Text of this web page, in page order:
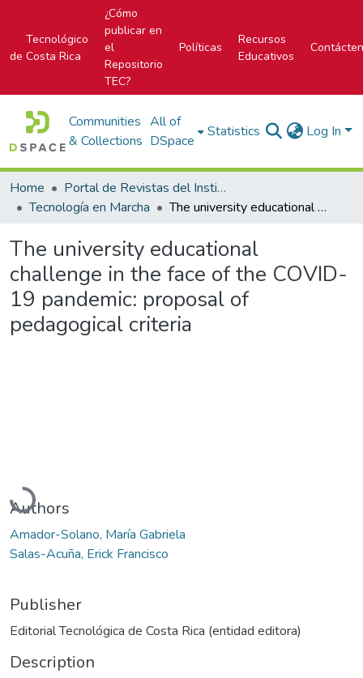
Tecnológico
de Costa Rica
¿Cómo
publicar en
el
Repositorio
TEC?
Políticas
Recursos
Educativos
Communities
& Collections
All of
DSpace
Statistics Log In
Home
Portal de Revistas del Instituto Tecnológico de Costa Rica
Tecnología en Marcha
The university educational challenge in the face of the COVID-19 pandemic: proposal of pedagogical criteria
The university educational
challenge in the face of the COVID-
19 pandemic: proposal of
pedagogical criteria
Loading...
Authors
Amador-Solano, María Gabriela
Salas-Acuña, Erick Francisco
Publisher
Editorial Tecnológica de Costa Rica (entidad editora)
Description